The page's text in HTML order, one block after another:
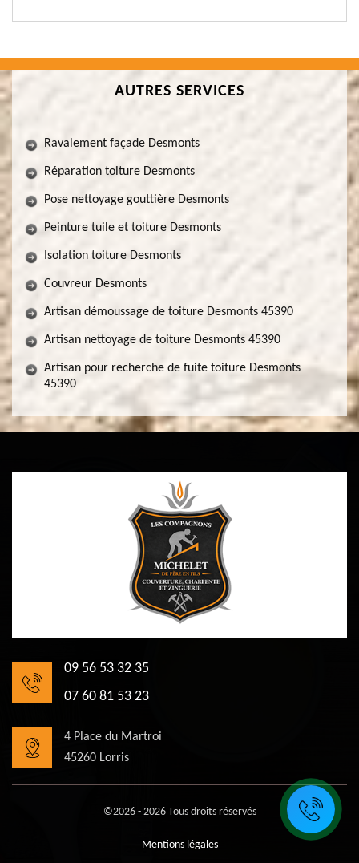
AUTRES SERVICES
Ravalement façade Desmonts
Réparation toiture Desmonts
Pose nettoyage gouttière Desmonts
Peinture tuile et toiture Desmonts
Isolation toiture Desmonts
Couvreur Desmonts
Artisan démoussage de toiture Desmonts 45390
Artisan nettoyage de toiture Desmonts 45390
Artisan pour recherche de fuite toiture Desmonts
45390
09 56 53 32 35
07 60 81 53 23
4 Place du Martroi
45260 Lorris
©2026 - 2026 Tous droits réservés
Mentions légales